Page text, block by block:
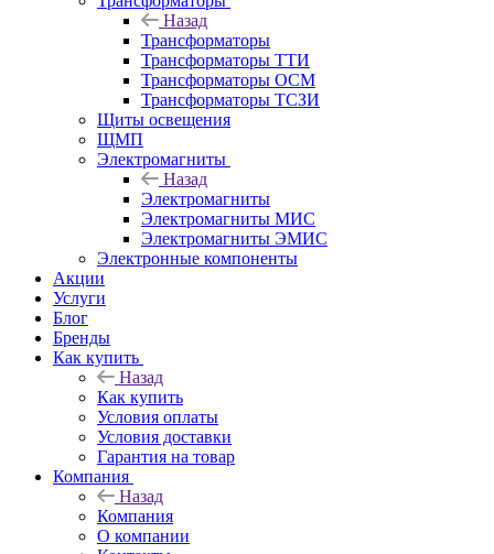
Назад
Трансформаторы
Трансформаторы ТТИ
Трансформаторы ОСМ
Трансформаторы ТСЗИ
Щиты освещения
ЩМП
Электромагниты
Назад
Электромагниты
Электромагниты МИС
Электромагниты ЭМИС
Электронные компоненты
Акции
Услуги
Блог
Бренды
Как купить
Назад
Как купить
Условия оплаты
Условия доставки
Гарантия на товар
Компания
Назад
Компания
О компании